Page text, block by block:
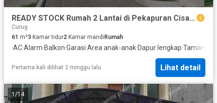
READY STOCK Rumah 2 Lantai di Pekapuran Cisalak Cimanggis Depok
Curug
61 m²3 Kamar tidur2 Kamar mandi Rumah
·AC·Alarm·Balkon·Garasi·Area anak-anak·Dapur lengkap·Taman
Pertama kali dilihat 2 minggu lalu Lihat detail
1/14